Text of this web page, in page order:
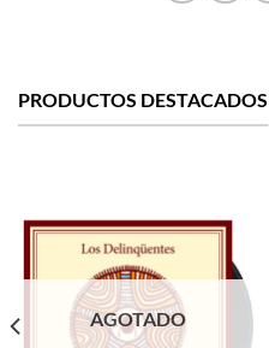
PRODUCTOS DESTACADOS
AGOTADO